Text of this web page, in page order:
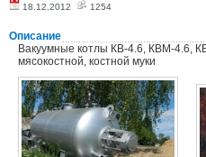
18.12.2012 1254
Описание
Вакуумные котлы КВ-4.6, КВМ-4.6,
мясокостной, костной муки